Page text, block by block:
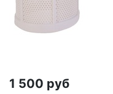
1 500 руб